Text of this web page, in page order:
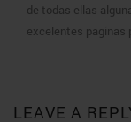
de todas ellas
excelentes paginas
LEAVE A